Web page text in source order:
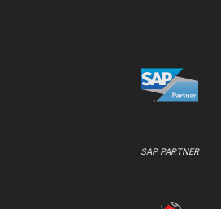
SAP PARTNER